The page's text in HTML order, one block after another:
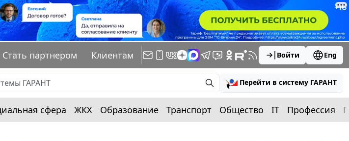
Стать партнером Клиентам Войти Eng
Перейти в систему ГАРАНТ
сфера ЖКХ Образование Транспорт Общество IT Профессия